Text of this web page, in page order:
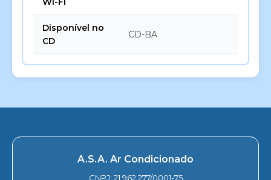
Disponível no
CD
CD-BA
A.S.A. Ar Condicionado
CNPJ: 21.962.277/0001-75